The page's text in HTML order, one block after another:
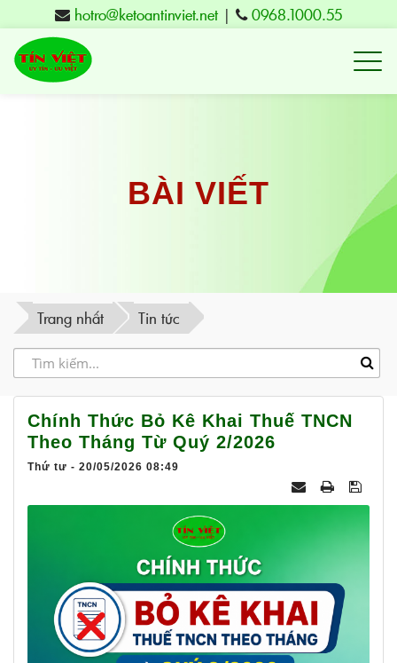
hotro@ketoantinviet.net| 0968.1000.55
Kế
Phú
Yên
tạo
Việt
-
BÀI VIẾT
Trang nhất Tin tức
Chính Thức Bỏ Kê Khai Thuế TNCN
Theo Tháng Từ Quý 2/2026
Thứ tư - 20/05/2026 08:49